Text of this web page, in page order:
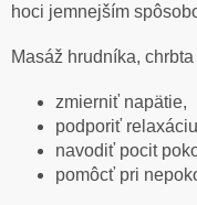
hoci jemnejším
Masáž hrudníka,
zmierniť napätie,
podporiť
navodiť pocit
pomôcť pri